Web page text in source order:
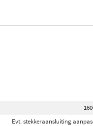
Evt. stekkeraansluiting